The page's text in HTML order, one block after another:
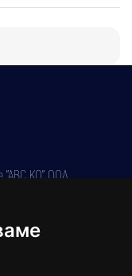
"АВС КО" ООД,